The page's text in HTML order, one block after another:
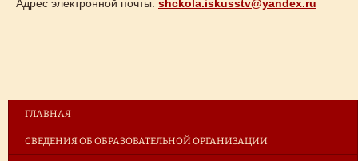
Адрес электронной почты: shckola.iskusstv@yandex.ru
ГЛАВНАЯ
СВЕДЕНИЯ ОБ ОБРАЗОВАТЕЛЬНОЙ ОРГАНИЗАЦИИ